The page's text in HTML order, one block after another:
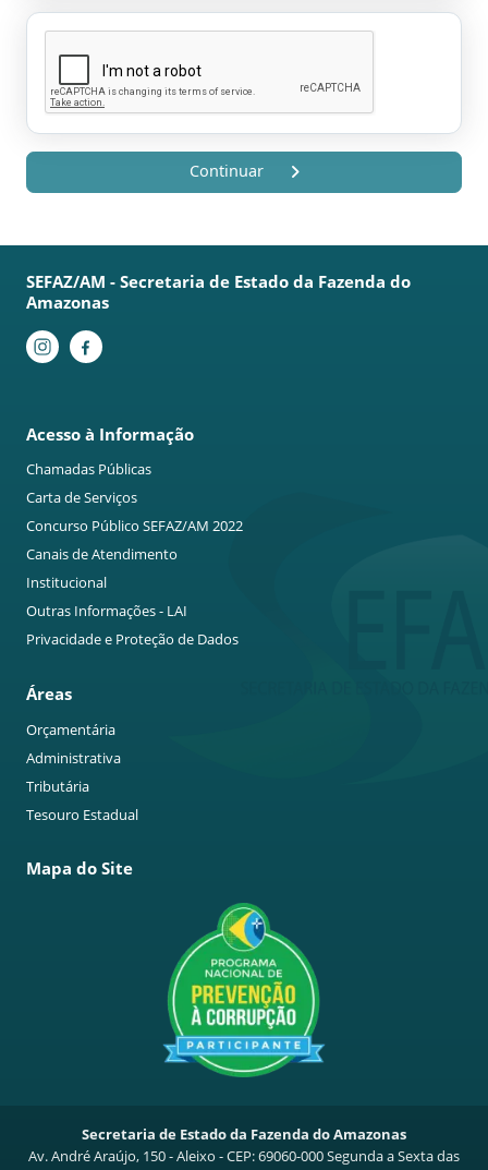
Continuar
SEFAZ/AM - Secretaria de Estado da Fazenda do
Amazonas
Acesso à Informação
Chamadas Públicas
Carta de Serviços
Concurso Público SEFAZ/AM 2022
Canais de Atendimento
Institucional
Outras Informações - LAI
Privacidade e Proteção de Dados
Áreas
Orçamentária
Administrativa
Tributária
Tesouro Estadual
Mapa do Site
Secretaria de Estado da Fazenda do Amazonas
Av. André Araújo, 150 - Aleixo - CEP: 69060-000Segunda a Sexta das